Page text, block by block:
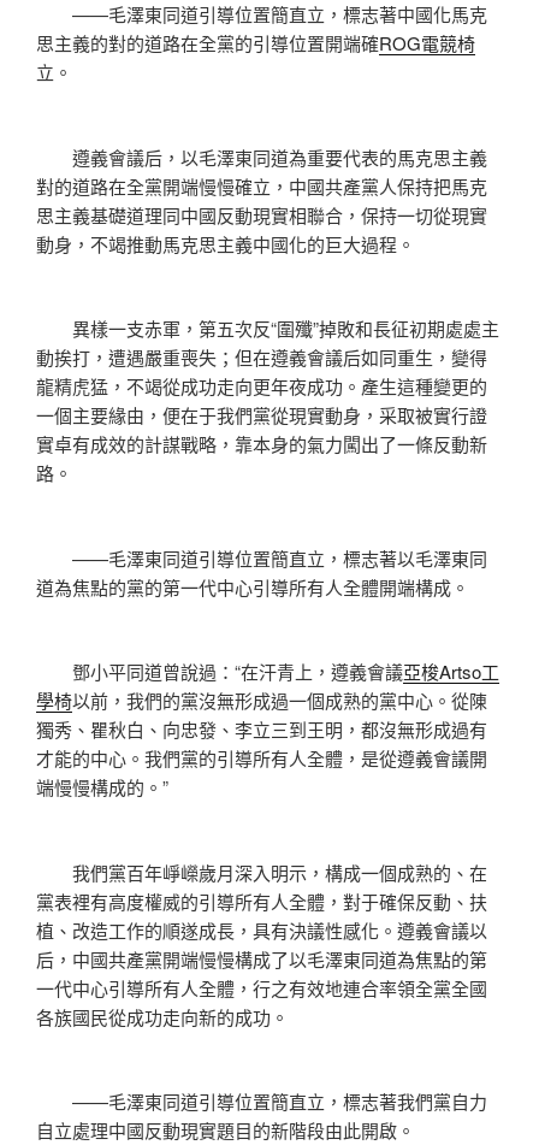
——毛澤東同道引導位置簡直立，標志著中國化馬克
思主義的對的道路在全黨的引導位置開端確ROG電競椅
立。
遵義會議后，以毛澤東同道為重要代表的馬克思主義
對的道路在全黨開端慢慢確立，中國共產黨人保持把馬克
思主義基礎道理同中國反動現實相聯合，保持一切從現實
動身，不竭推動馬克思主義中國化的巨大過程。
異樣一支赤軍，第五次反“圍殲”掉敗和長征初期處處主
動挨打，遭遇嚴重喪失；但在遵義會議后如同重生，變得
龍精虎猛，不竭從成功走向更年夜成功。產生這種變更的
一個主要緣由，便在于我們黨從現實動身，采取被實行證
實卓有成效的計謀戰略，靠本身的氣力闖出了一條反動新
路。
——毛澤東同道引導位置簡直立，標志著以毛澤東同
道為焦點的黨的第一代中心引導所有人全體開端構成。
鄧小平同道曾說過：“在汗青上，遵義會議亞梭Artso工
學椅以前，我們的黨沒無形成過一個成熟的黨中心。從陳
獨秀、瞿秋白、向忠發、李立三到王明，都沒無形成過有
才能的中心。我們黨的引導所有人全體，是從遵義會議開
端慢慢構成的。”
我們黨百年崢嶸歲月深入明示，構成一個成熟的、在
黨表裡有高度權威的引導所有人全體，對于確保反動、扶
植、改造工作的順遂成長，具有決議性感化。遵義會議以
后，中國共產黨開端慢慢構成了以毛澤東同道為焦點的第
一代中心引導所有人全體，行之有效地連合率領全黨全國
各族國民從成功走向新的成功。
——毛澤東同道引導位置簡直立，標志著我們黨自力
自立處理中國反動現實題目的新階段由此開啟。